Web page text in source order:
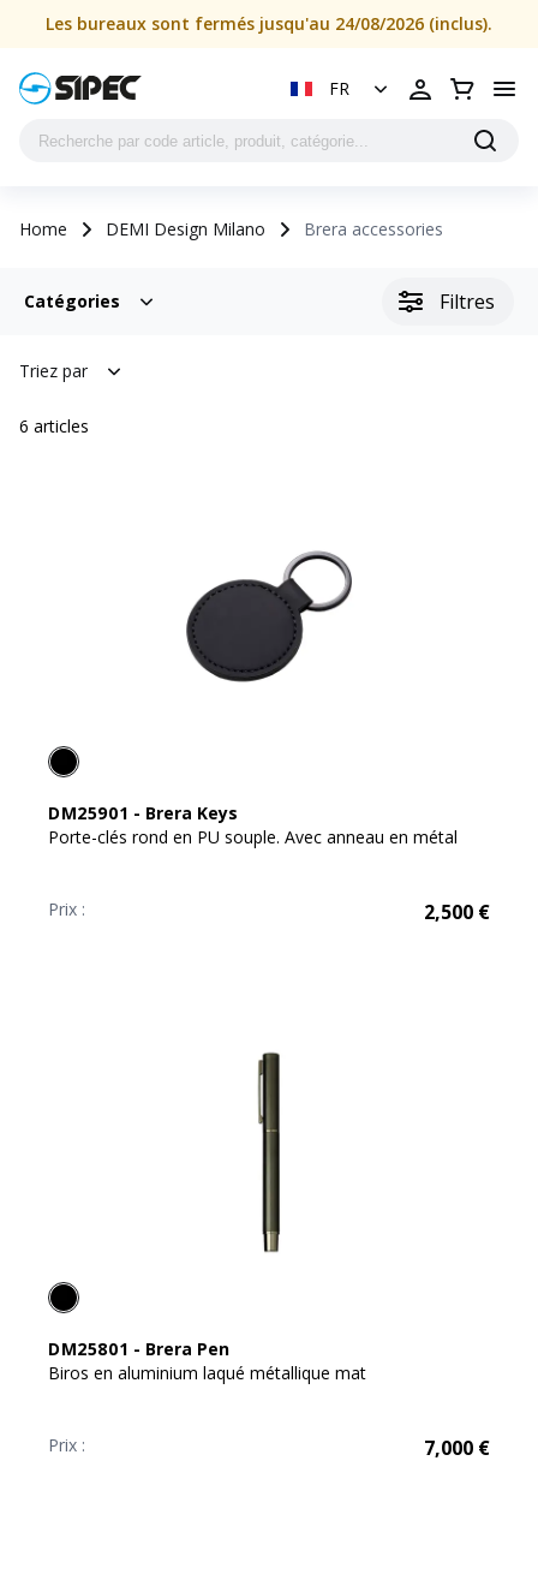
Les bureaux sont fermés jusqu'au 24/08/2026 (inclus).
FR
Home DEMI Design Milano Brera accessories
Catégories Filtres
Triez par
6 articles
DM25901 - Brera Keys
Porte-clés rond en PU souple. Avec anneau en métal
Prix : 2,500 €
DM25801 - Brera Pen
Biros en aluminium laqué métallique mat
Prix : 7,000 €